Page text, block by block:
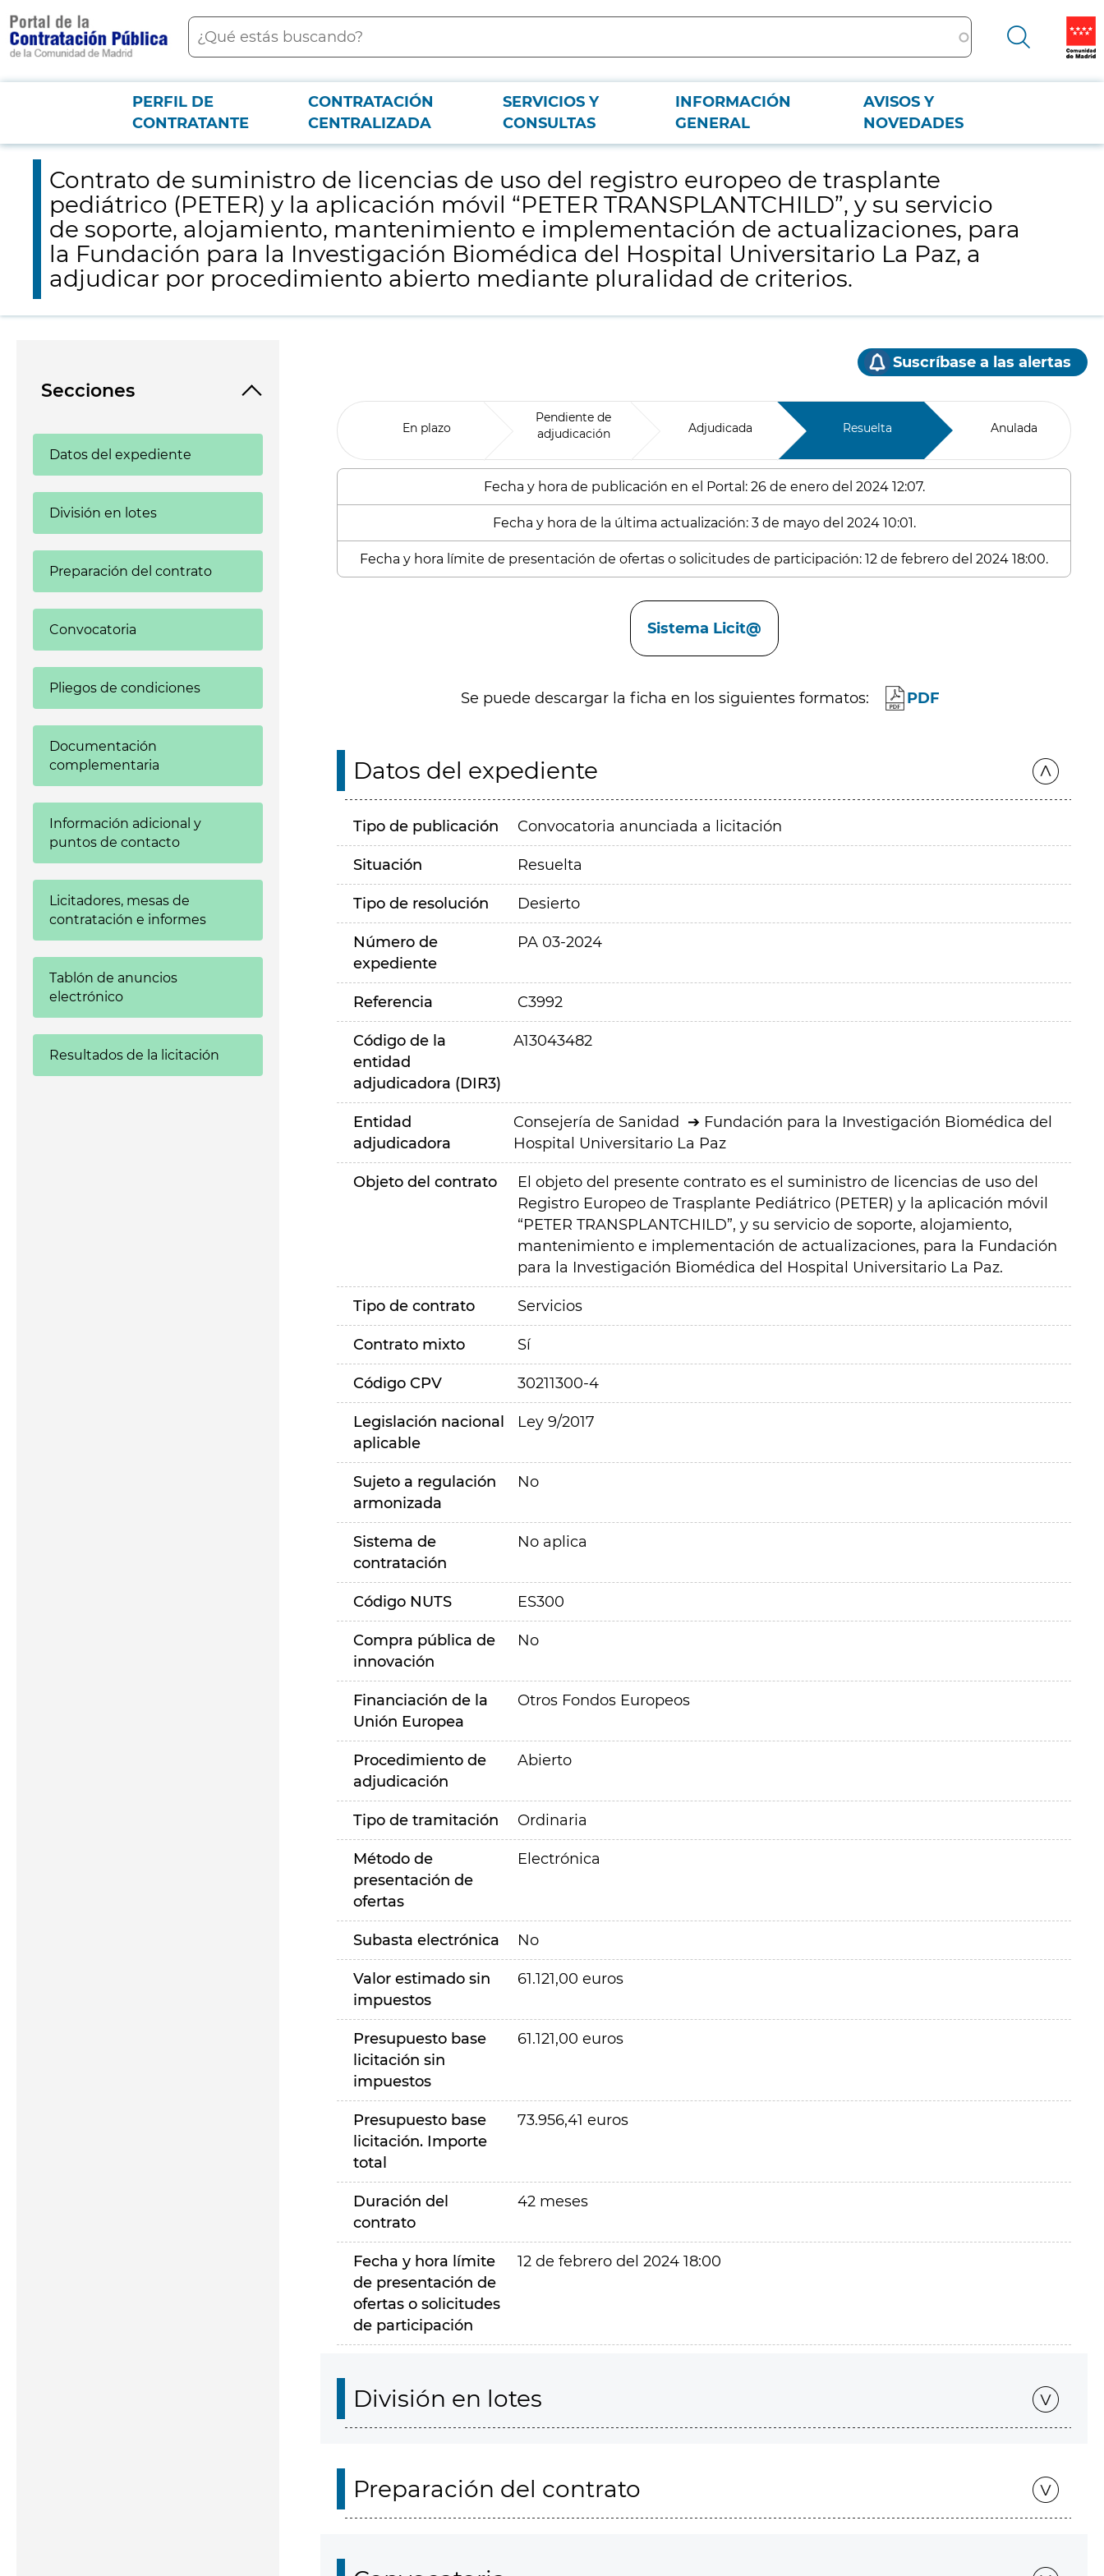
contenido
principal
Buscar
Menú PCON
PERFIL DE
CONTRATANTE
CONTRATACIÓN
CENTRALIZADA
SERVICIOS Y
CONSULTAS
INFORMACIÓN
GENERAL
AVISOS Y
NOVEDADES
Contrato de suministro de licencias de uso del registro europeo de trasplante pediátrico (PETER) y la aplicación móvil “PETER TRANSPLANTCHILD”, y su servicio de soporte, alojamiento, mantenimiento e
implementación de actualizaciones, para la Fundación para la Investigación Biomédica del Hospital Universitario La Paz, a adjudicar por procedimiento abierto mediante pluralidad de criterios.
Contrato de suministro de licencias de uso del registro europeo de trasplante
pediátrico (PETER) y la aplicación móvil “PETER TRANSPLANTCHILD”, y su servicio
de soporte, alojamiento, mantenimiento e implementación de actualizaciones, para
la Fundación para la Investigación Biomédica del Hospital Universitario La Paz, a
adjudicar por procedimiento abierto mediante pluralidad de criterios.
Secciones
Datos del expediente
División en lotes
Preparación del contrato
Convocatoria
Pliegos de condiciones
Documentación
complementaria
Información adicional y
puntos de contacto
Licitadores, mesas de
contratación e informes
Tablón de anuncios
electrónico
Resultados de la licitación
Suscríbase a las alertas
En plazo
Pendiente de
adjudicación
Adjudicada Resuelta Anulada
Fecha y hora de publicación en el Portal: 26 de enero del 2024 12:07.
Fecha y hora de la última actualización: 3 de mayo del 2024 10:01.
Fecha y hora límite de presentación de ofertas o solicitudes de participación: 12 de febrero del 2024 18:00.
Sistema Licit@
Se puede descargar la ficha en los siguientes formatos: PDF
Datos del expediente
Tipo de publicación Convocatoria anunciada a licitación
Situación Resuelta
Tipo de resolución Desierto
Número de
expediente
PA 03-2024
Referencia C3992
Código de la
entidad
adjudicadora (DIR3)
A13043482
Entidad
adjudicadora
Consejería de Sanidad
Fundación para la Investigación Biomédica del
Hospital Universitario La Paz
Objeto del contrato
El objeto del presente contrato es el suministro de licencias de uso del
Registro Europeo de Trasplante Pediátrico (PETER) y la aplicación móvil
“PETER TRANSPLANTCHILD”, y su servicio de soporte, alojamiento,
mantenimiento e implementación de actualizaciones, para la Fundación
para la Investigación Biomédica del Hospital Universitario La Paz.
Tipo de contrato Servicios
Contrato mixto Sí
Código CPV 30211300-4
Legislación nacional
aplicable
Ley 9/2017
Sujeto a regulación
armonizada
No
Sistema de
contratación
No aplica
Código NUTS ES300
Compra pública de
innovación
No
Financiación de la
Unión Europea
Otros Fondos Europeos
Procedimiento de
adjudicación
Abierto
Tipo de tramitación Ordinaria
Método de
presentación de
ofertas
Electrónica
Subasta electrónica No
Valor estimado sin
impuestos
61.121,00 euros
Presupuesto base
licitación sin
impuestos
61.121,00 euros
Presupuesto base
licitación. Importe
total
73.956,41 euros
Duración del
contrato
42 meses
Fecha y hora límite
de presentación de
ofertas o solicitudes
de participación
12 de febrero del 2024 18:00
División en lotes
Preparación del contrato